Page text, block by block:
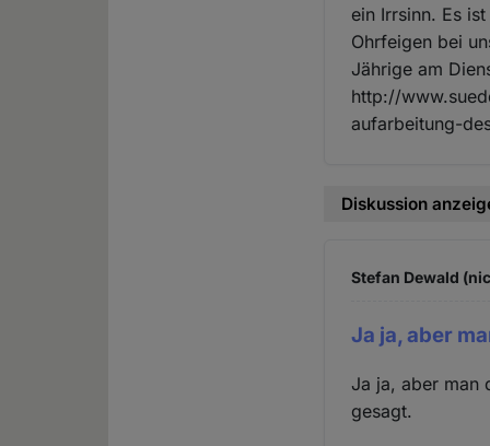
ein Irrsinn. Es
Ohrfeigen bei
Jährige am
http://
aufarbeitung-
Diskussion
Stefan Dewald
Ja ja, aber
Ja ja, aber man
gesagt.